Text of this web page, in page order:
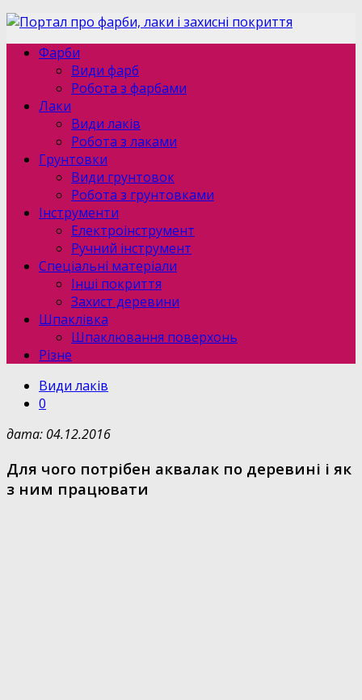
Фарби
Види фарб
Робота з фарбами
Лаки
Види лаків
Робота з лаками
Грунтовки
Види грунтовок
Робота з грунтовками
Інструменти
Електроінструмент
Ручний інструмент
Спеціальні матеріали
Інші покриття
Захист деревини
Шпаклівка
Шпаклювання поверхонь
Різне
Види лаків
0
дата: 04.12.2016
Для чого потрібен аквалак по деревині і як
з ним працювати